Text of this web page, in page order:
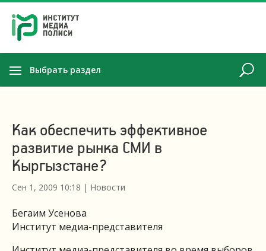
Выбрать раздел
Как обеспечить эффективное
развитие рынка СМИ в
Кыргызстане?
Сен 1, 2009 10:18 | Новости
Бегаим Усенова
Институт медиа-представителя